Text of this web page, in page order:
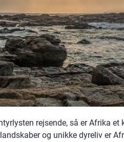
rejsende, så er Afrika
og unikke dyreliv er